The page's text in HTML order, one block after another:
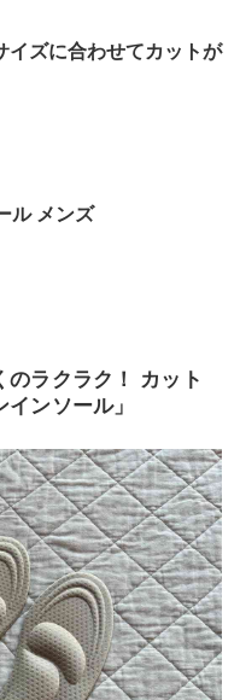
ズに合わせてカットが
ル メンズ
のラクラク！ カット
ンソール」